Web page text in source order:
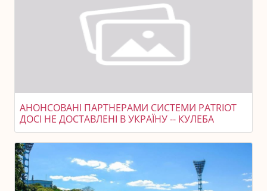
АНОНСОВАНІ ПАРТНЕРАМИ СИСТЕМИ PATRIOT
ДОСІ НЕ ДОСТАВЛЕНІ В УКРАЇНУ -- КУЛЕБА